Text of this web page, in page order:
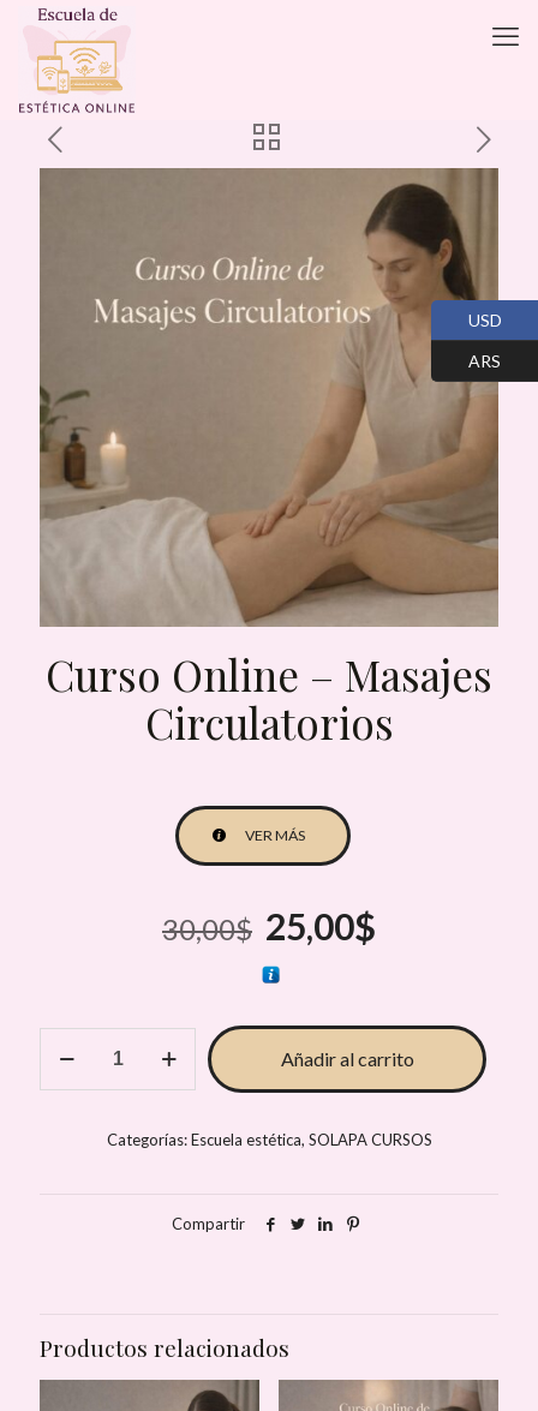
Curso Online – Masajes
Circulatorios
VER MÁS
30,00$ El
precio
original
era:
30,00$.
25,00$
es:
25,00$.
Online
Añadir al carrito
Categorías:Escuela estética, SOLAPA CURSOS
Compartir
Productos relacionados
USD
ARS